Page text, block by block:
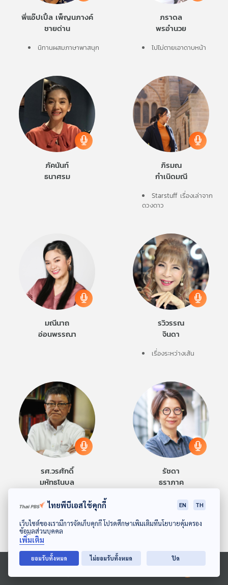
ดาวน์โหลด Thai PBS Podcast Application
Ⓒ 2020 องค์การกระจายเสียงและแพร่ภาพสาธารณะแห่งประเทศไทย
พี่แอ๊ปเปิ้ล เพ็ญนภางค์
ชายด่าน
นิทานผสมภาษาพาสนุก
ภราดล
พรอำนวย
ไปไม่ตายเอาดาบหน้า
ภัคนันท์
ธนาศรม
ภิรมณ
กำเนิดมณี
Starstuff เรื่องเล่าจาก
ดวงดาว
มณีนาถ
อ่อนพรรณา
รวิวรรณ
จินดา
เรื่องระหว่างเส้น
รศ.วรศักดิ์
มหัทธโนบล
มองจีนมุมใหม่
รัชดา
ธราภาค
ไทยพีบีเอสใช้คุกกี้ EN TH
เว็บไซต์ของเรามีการจัดเก็บคุกกี้ โปรดศึกษาเพิ่มเติมที่นโยบายคุ้มครอง
ข้อมูลส่วนบุคคล
เพิ่มเติม
ยอมรับทั้งหมด ไม่ยอมรับทั้งหมด ปิด